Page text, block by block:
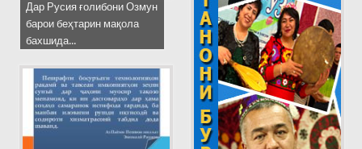
Дар Русия ғолибони Озмун
барои беҳтарин мақола
бахшида...